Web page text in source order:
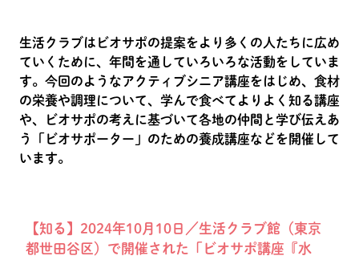
生活クラブはビオサポの提案をより多くの人たちに広め
ていくために、年間を通していろいろな活動をしていま
す。今回のようなアクティブシニア講座をはじめ、食材
の栄養や調理について、学んで食べてよりよく知る講座
や、ビオサポの考えに基づいて各地の仲間と学び伝えあ
う「ビオサポーター」のための養成講座などを開催して
います。
【知る】2024年10月10日／生活クラブ館（東京
都世田谷区）で開催された「ビオサポ講座『水